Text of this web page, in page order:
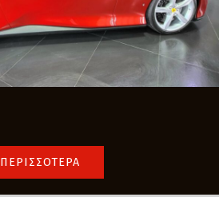
ΠΕΡΙΣΣΟΤΕΡΑ